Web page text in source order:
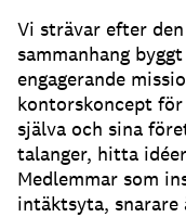
Vi strävar efter
sammanhang
engagerande
kontorskoncept
själva och sina
talanger, hitta
Medlemmar som
intäktsyta,